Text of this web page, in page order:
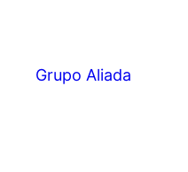
Grupo Aliada